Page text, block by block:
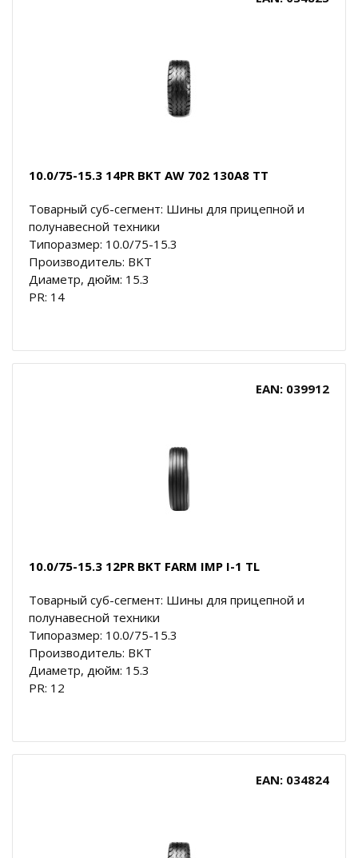
10.0/75-15.3 14PR BKT AW 702 130A8 TT
Товарный суб-сегмент: Шины для прицепной и
полунавесной техники
Типоразмер: 10.0/75-15.3
Производитель: BKT
Диаметр, дюйм: 15.3
PR: 14
EAN: 039912
10.0/75-15.3 12PR BKT FARM IMP I-1 TL
Товарный суб-сегмент: Шины для прицепной и
полунавесной техники
Типоразмер: 10.0/75-15.3
Производитель: BKT
Диаметр, дюйм: 15.3
PR: 12
EAN: 034824